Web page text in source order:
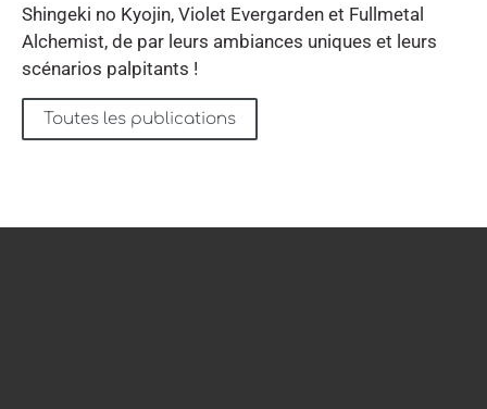
Shingeki no Kyojin, Violet Evergarden et Fullmetal
Alchemist, de par leurs ambiances uniques et leurs
scénarios palpitants !
Toutes les publications